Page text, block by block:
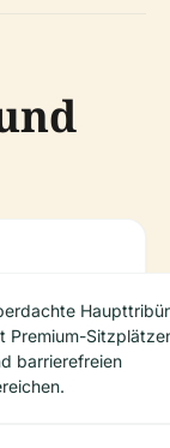
Premium-
barrierefreien